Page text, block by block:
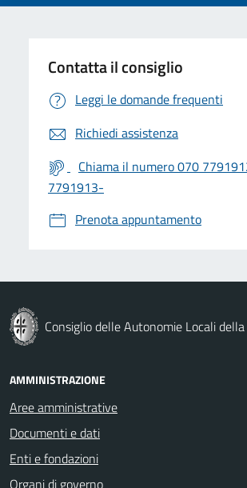
Contatta il consiglio
Leggi le domande frequenti
Richiedi assistenza
Chiama il numero 070
7791913-
Prenota appuntamento
Consiglio delle Autonomie Locali
AMMINISTRAZIONE
Aree amministrative
Documenti e dati
Enti e fondazioni
Organi di governo